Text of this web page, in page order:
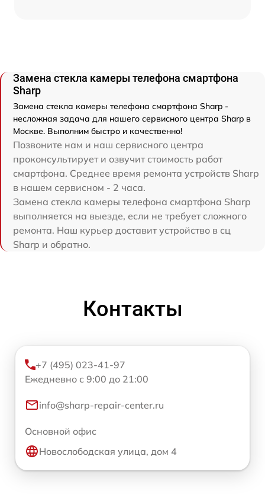
Замена стекла камеры телефона смартфона
Sharp
Замена стекла камеры телефона смартфона Sharp -
несложная задача для нашего сервисного центра Sharp в
Москве. Выполним быстро и качественно!
Позвоните нам и наш сервисного центра
проконсультирует и озвучит стоимость работ
смартфона. Среднее время ремонта устройств Sharp
в нашем сервисном - 2 часа.
Замена стекла камеры телефона смартфона Sharp
выполняется на выезде, если не требует сложного
ремонта. Наш курьер доставит устройство в сц
Sharp и обратно.
Контакты
+7 (495) 023-41-97
Ежедневно с 9:00 до 21:00
info@sharp-repair-center.ru
Основной офис
Новослободская улица, дом 4